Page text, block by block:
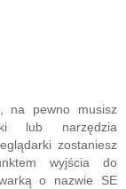
na pewno musisz
lub narzędzia
zostaniesz
wyjścia do
o nazwie SE